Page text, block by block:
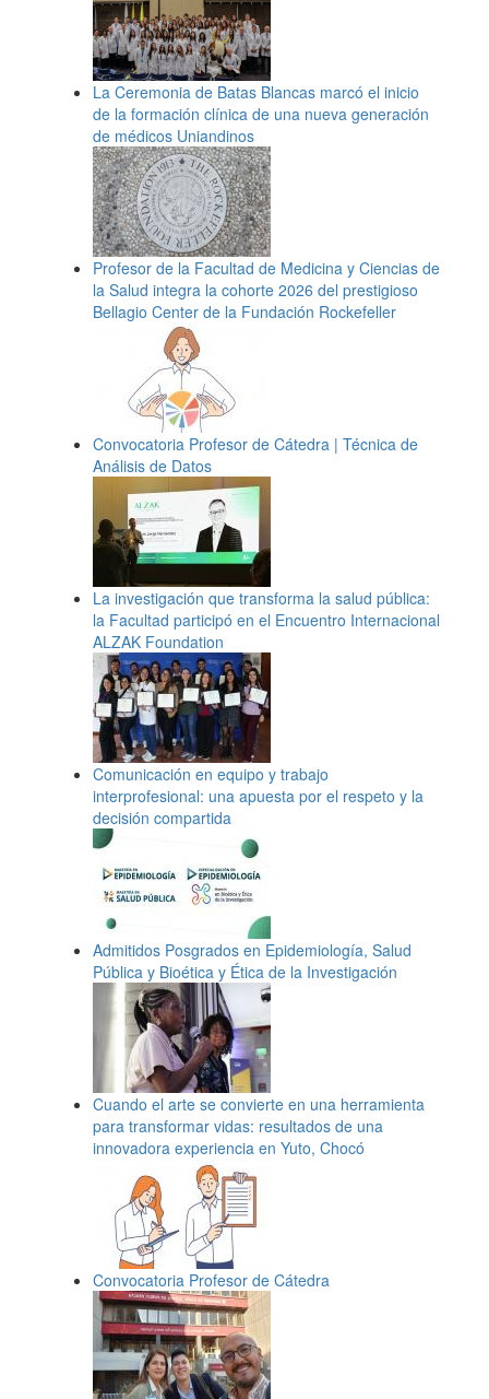
La Ceremonia de Batas Blancas marcó el inicio
de la formación clínica de una nueva generación
de médicos Uniandinos
Profesor de la Facultad de Medicina y Ciencias de
la Salud integra la cohorte 2026 del prestigioso
Bellagio Center de la Fundación Rockefeller
Convocatoria Profesor de Cátedra | Técnica de
Análisis de Datos
La investigación que transforma la salud pública:
la Facultad participó en el Encuentro Internacional
ALZAK Foundation
Comunicación en equipo y trabajo
interprofesional: una apuesta por el respeto y la
decisión compartida
Admitidos Posgrados en Epidemiología, Salud
Pública y Bioética y Ética de la Investigación
Cuando el arte se convierte en una herramienta
para transformar vidas: resultados de una
innovadora experiencia en Yuto, Chocó
Convocatoria Profesor de Cátedra